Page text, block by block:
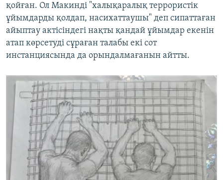
қойған. Ол Макинді "халықаралық террористік
ұйымдарды қолдап, насихаттаушы" деп сипаттаған
айыптау актісіндегі нақты қандай ұйымдар екенін
атап көрсетуді сұраған талабы екі сот
инстанциясында да орындалмағанын айтты.